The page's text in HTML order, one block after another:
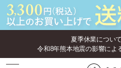
夏季休業につい
令和8年熊本地震の影響によ